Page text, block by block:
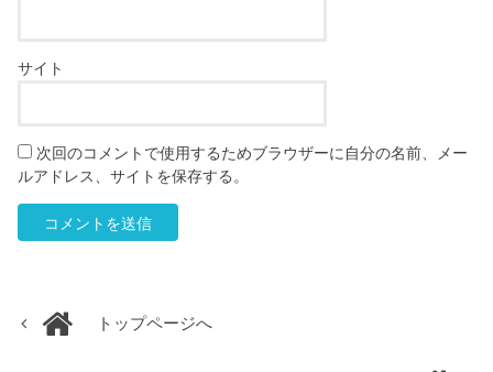
サイト
次回のコメントで使用するためブラウザーに自分の名前、メー
ルアドレス、サイトを保存する。
トップページへ